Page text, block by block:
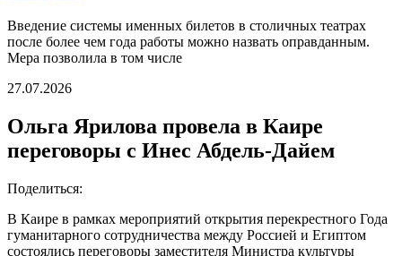
Введение системы именных билетов в столичных театрах
после более чем года работы можно назвать оправданным.
Мера позволила в том числе
27.07.2026
Ольга Ярилова провела в Каире
переговоры с Инес Абдель-Дайем
Поделиться:
В Каире в рамках мероприятий открытия перекрестного Года
гуманитарного сотрудничества между Россией и Египтом
состоялись переговоры заместителя Министра культуры